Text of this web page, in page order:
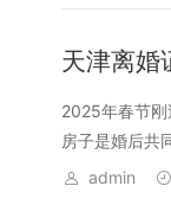
天津离婚
2025年春节
房子是婚后共
admin